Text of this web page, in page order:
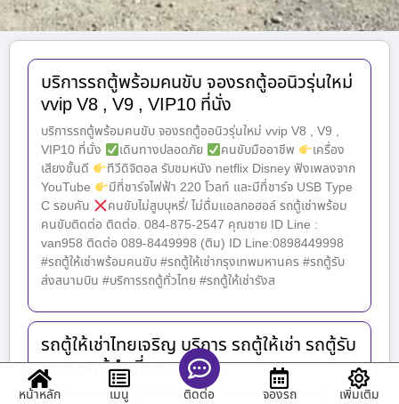
บริการรถตู้พร้อมคนขับ จองรถตู้ออนิวรุ่นใหม่
vvip V8 , V9 , VIP10 ที่นั่ง
บริการรถตู้พร้อมคนขับ จองรถตู้ออนิวรุ่นใหม่ vvip V8 , V9 ,
VIP10 ที่นั่ง
เดินทางปลอดภัย คนขับมืออาชีพ
เครื่อง
เสียงชั้นดี
ทีวีดิจิตอล รับชมหนัง netflix Disney ฟังเพลงจาก
YouTube
มีที่ชาร์จไฟฟ้า 220 โวลท์ และมีที่ชาร์จ USB Type
C รอบคัน
คนขับไม่สูบบุหรี่/ ไม่ดื่มแอลกอฮอล์ รถตู้เช่าพร้อม
คนขับติดต่อ ติดต่อ. 084-875-2547 คุณชาย ID Line :
van958 ติดต่อ 089-8449998 (ติม) ID Line:0898449998
#รถตู้ให้เช่าพร้อมคนขับ #รถตู้ให้เช่ากรุงเทพมหานคร #รถตู้รับ
ส่งสนามบิน #บริการรถตู้ทั่วไทย #รถตู้ให้เช่ารังส
รถตู้ให้เช่าไทยเจริญ บริการ รถตู้ให้เช่า รถตู้รับ
เหมา รถตู้นำเที่ยว ราคาถูก
รถตู้ให้เช่า.com รถตู้ให้เช่าไทยเจริญ บริการ รถตู้ให้เช่า รถตู้
หน้าหลัก เมนู ติดต่อ จองรถ เพิ่มเติม